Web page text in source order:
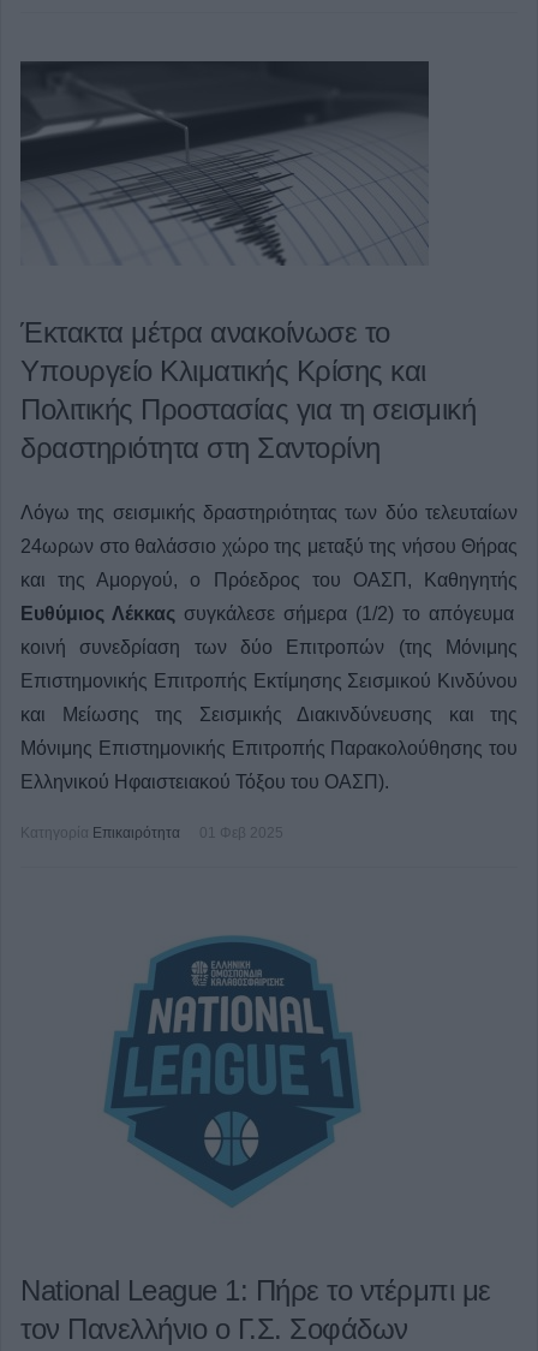
Έκτακτα μέτρα ανακοίνωσε το
Υπουργείο Κλιματικής Κρίσης και
Πολιτικής Προστασίας για τη σεισμική
δραστηριότητα στη Σαντορίνη
Λόγω της σεισμικής δραστηριότητας των δύο τελευταίων
24ωρων στο θαλάσσιο χώρο της μεταξύ της νήσου Θήρας
και της Αμοργού, ο Πρόεδρος του ΟΑΣΠ, Καθηγητής
Ευθύμιος Λέκκας συγκάλεσε σήμερα (1/2) το απόγευμα
κοινή συνεδρίαση των δύο Επιτροπών (της Μόνιμης
Επιστημονικής Επιτροπής Εκτίμησης Σεισμικού Κινδύνου
και Μείωσης της Σεισμικής Διακινδύνευσης και της
Μόνιμης Επιστημονικής Επιτροπής Παρακολούθησης του
Ελληνικού Ηφαιστειακού Τόξου του ΟΑΣΠ).
Κατηγορία Επικαιρότητα 01 Φεβ 2025
National League 1: Πήρε το ντέρμπι με
τον Πανελλήνιο ο Γ.Σ. Σοφάδων